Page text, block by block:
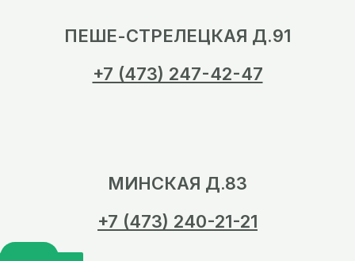
ПЕШЕ-СТРЕЛЕЦКАЯ Д.91
+7 (473) 247-42-47
МИНСКАЯ Д.83
+7 (473) 240-21-21